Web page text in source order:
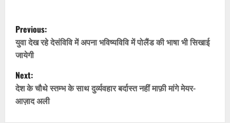
P
o
s
t
n
Previous:
युवा देख रहे देसंविवि में अपना भविष्यविवि में पोलैंड की भाषा भी सिखाई
जायेगी
Next:
देश के चौथे स्तम्भ के साथ दुर्व्यवहार बर्दास्त नहीं माफ़ी मांगे मेयर-
आज़ाद अली